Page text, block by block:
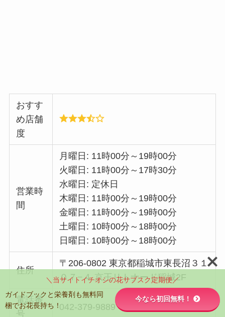
おすす
め店舗
度
営業時
間
月曜日: 11時00分～19時00分
火曜日: 11時00分～17時30分
水曜日: 定休日
木曜日: 11時00分～19時00分
金曜日: 11時00分～19時00分
土曜日: 10時00分～18時00分
日曜日: 10時00分～18時00分
住所
〒206-0802 東京都稲城市東長沼３１
０７−４ 京王リトナード稲城2F
電話番
号
042-379-9889
＼当サイトイチオシの花サブスク定期便／
ガイドブックと栄養剤も無料同
梱でお花長持ち！
今なら初回無料！